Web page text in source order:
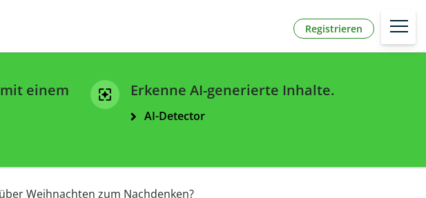
Registrieren
einem
Erkenne AI-generierte Inhalte.
AI-Detector
Weihnachten zum Nachdenken?